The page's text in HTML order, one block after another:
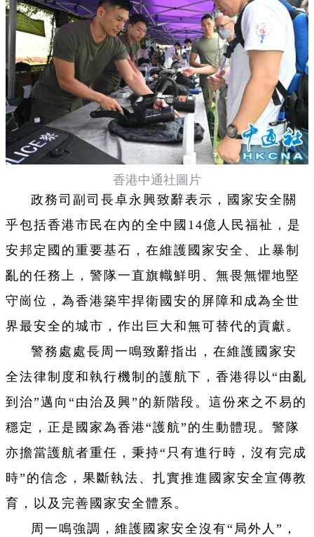
香港中通社圖片
政務司副司長卓永興致辭表示，國家安全關
乎包括香港市民在內的全中國14億人民福祉，是
安邦定國的重要基石，在維護國家安全、止暴制
亂的任務上，警隊一直旗幟鮮明、無畏無懼地堅
守崗位，為香港築牢捍衛國安的屏障和成為全世
界最安全的城市，作出巨大和無可替代的貢獻。
警務處處長周一鳴致辭指出，在維護國家安
全法律制度和執行機制的護航下，香港得以“由亂
到治”邁向“由治及興”的新階段。這份來之不易的
穩定，正是國家為香港“護航”的生動體現。警隊
亦擔當護航者重任，秉持“只有進行時，沒有完成
時”的信念，果斷執法、扎實推進國家安全宣傳教
育，以及完善國家安全體系。
周一鳴強調，維護國家安全沒有“局外人”，